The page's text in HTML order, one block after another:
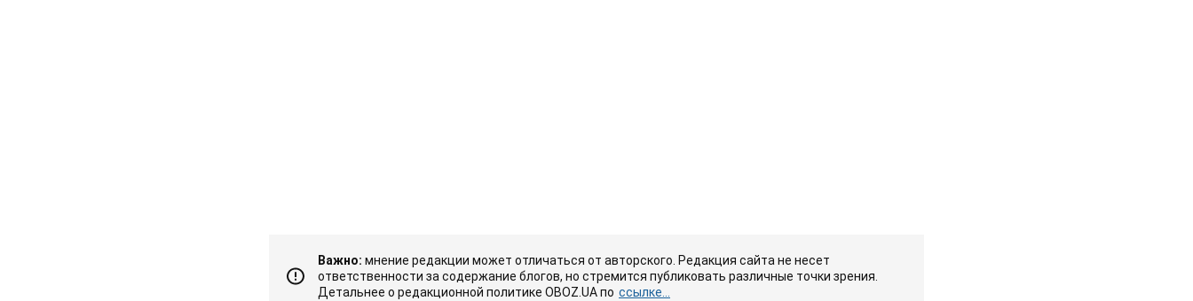
Важно: мнение редакции может отличаться от авторского. Редакция сайта не несет
ответственности за содержание блогов, но стремится публиковать различные точки зрения.
Детальнее о редакционной политике OBOZ.UA по ссылке...